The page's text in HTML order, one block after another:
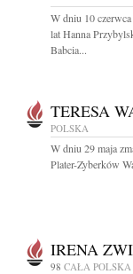
W dniu 10
lat Hanna
Babcia...
TERESA
POLSKA
W dniu 29 maja
Plater-Zyberków
IRENA
98 CAŁA POLSKA